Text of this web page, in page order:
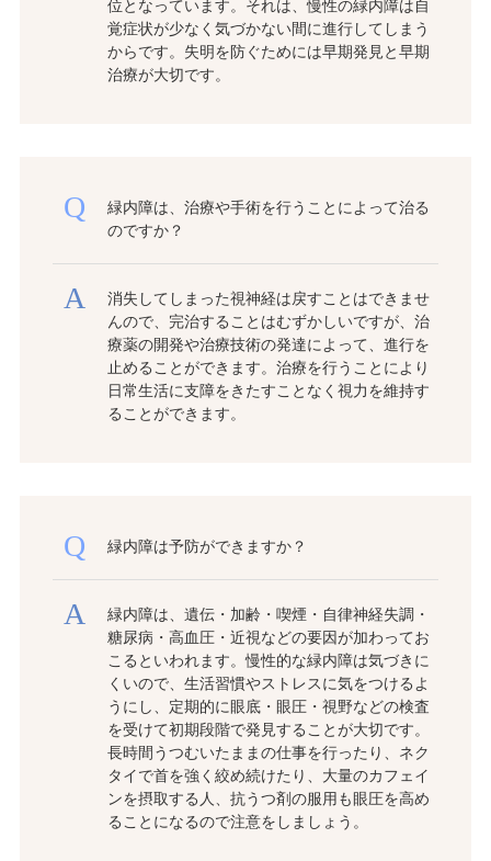
位となっています。それは、慢性の緑内障は自
覚症状が少なく気づかない間に進行してしまう
からです。失明を防ぐためには早期発見と早期
治療が大切です。
緑内障は、治療や手術を行うことによって治る
のですか？
消失してしまった視神経は戻すことはできませ
んので、完治することはむずかしいですが、治
療薬の開発や治療技術の発達によって、進行を
止めることができます。治療を行うことにより
日常生活に支障をきたすことなく視力を維持す
ることができます。
緑内障は予防ができますか？
緑内障は、遺伝・加齢・喫煙・自律神経失調・
糖尿病・高血圧・近視などの要因が加わってお
こるといわれます。慢性的な緑内障は気づきに
くいので、生活習慣やストレスに気をつけるよ
うにし、定期的に眼底・眼圧・視野などの検査
を受けて初期段階で発見することが大切です。
長時間うつむいたままの仕事を行ったり、ネク
タイで首を強く絞め続けたり、大量のカフェイ
ンを摂取する人、抗うつ剤の服用も眼圧を高め
ることになるので注意をしましょう。